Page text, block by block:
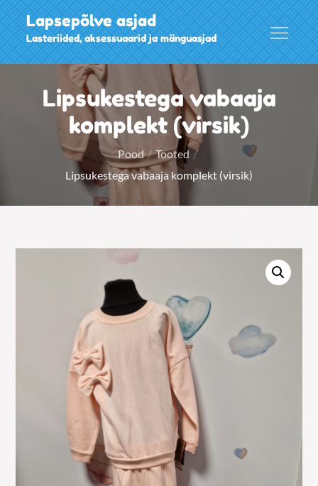
Skip
to
content
Lapsepõlve asjad
Lasteriided, aksessuaarid ja mänguasjad
Lipsukestega vabaaja
komplekt (virsik)
Pood
Tooted
Lipsukestega vabaaja komplekt (virsik)